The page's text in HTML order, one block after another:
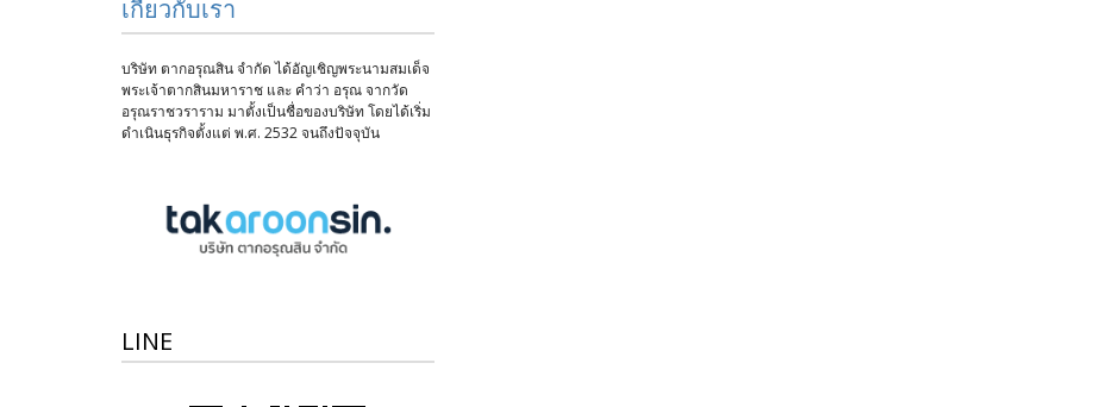
เกี่ยวกับเรา
บริษัท ตากอรุณสิน จำกัด ได้อัญเชิญพระนามสมเด็จ
พระเจ้าตากสินมหาราช และ คำว่า อรุณ จากวัด
อรุณราชวราราม มาตั้งเป็นชื่อของบริษัท โดยได้เริ่ม
ดำเนินธุรกิจตั้งแต่ พ.ศ. 2532 จนถึงปัจจุบัน
LINE